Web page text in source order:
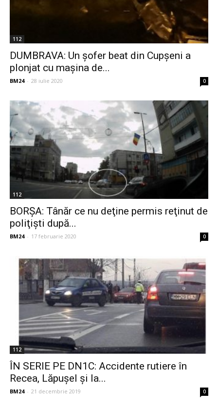
112
DUMBRAVA: Un șofer beat din Cupșeni a
plonjat cu mașina de...
BM24 - 28 iulie 2020 0
112
BORȘA: Tânăr ce nu deţine permis reţinut de
poliţişti după...
BM24 - 17 februarie 2020 0
112
ÎN SERIE PE DN1C: Accidente rutiere în
Recea, Lăpușel și la...
BM24 - 21 decembrie 2019 0